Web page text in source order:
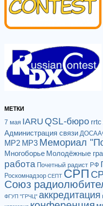
МЕТКИ
7 мая IARU QSL-бюро rrtc
Администрация связи
МР2 МР3 Мемориал
Многоборье Молодёжные
работа Почетный радист РФ
Роскомнадзор СЕПТ СРП
Союз
ФГУП "ГРЧЦ" аккредитация